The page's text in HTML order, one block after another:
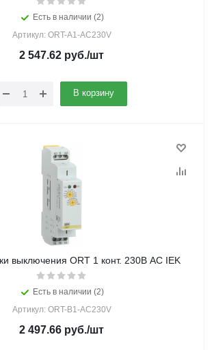
Есть в наличии (2)
Артикул: ORT-A1-AC230V
2 547.62 руб./шт
В корзину
выключения ORT 1 конт. 230В AC IEK
Есть в наличии (2)
Артикул: ORT-B1-AC230V
2 497.66 руб./шт